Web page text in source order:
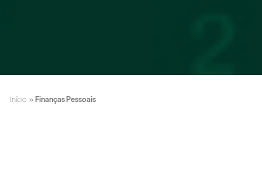
Início » Finanças Pessoais